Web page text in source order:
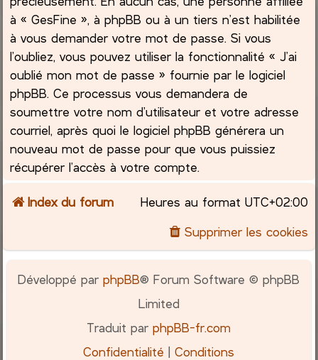
à « GesFine », à phpBB ou à un tiers n’est habilitée
à vous demander votre mot de passe. Si vous
l’oubliez, vous pouvez utiliser la fonctionnalité « J’ai
oublié mon mot de passe » fournie par le logiciel
phpBB. Ce processus vous demandera de
soumettre votre nom d’utilisateur et votre adresse
courriel, après quoi le logiciel phpBB générera un
nouveau mot de passe pour que vous puissiez
récupérer l’accès à votre compte.
Index du forum Heures au format UTC+02:00
Supprimer les cookies
Développé parphpBB® Forum Software © phpBB
Limited
Traduit parphpBB-fr.com
Confidentialité |Conditions